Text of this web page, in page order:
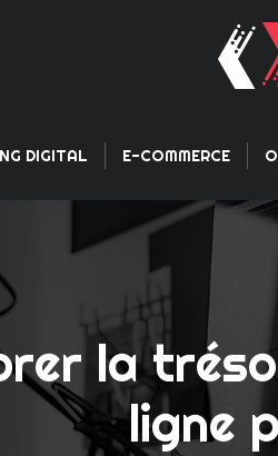
DIGITAL E-COMMERCE
la
ligne